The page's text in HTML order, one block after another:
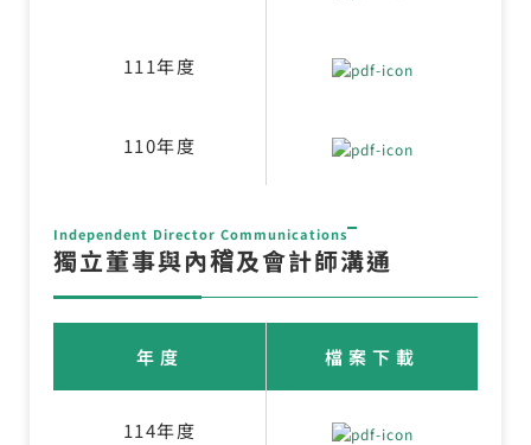
111年度
110年度
Independent Director Communications
獨立董事與內稽及會計師溝通
年度 檔案下載
114年度